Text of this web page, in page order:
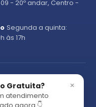
Gratuita?
atendimento
×
- 20º andar, Centro -
Segunda a quinta:
às 17h
Direitos